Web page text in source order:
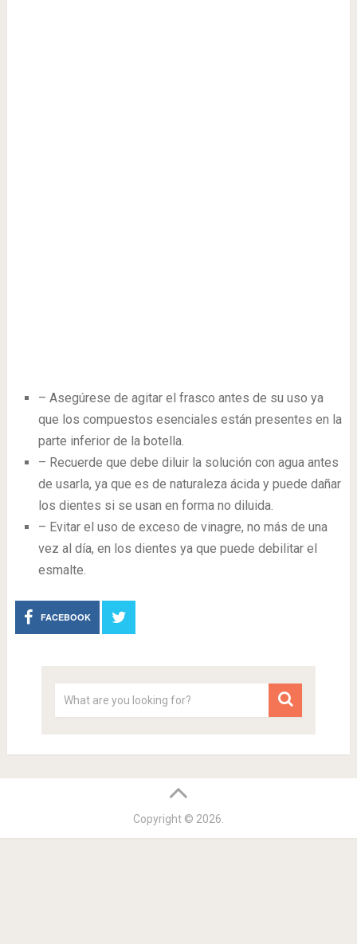
– Asegúrese de agitar el frasco antes de su uso ya
que los compuestos esenciales están presentes en la
parte inferior de la botella.
– Recuerde que debe diluir la solución con agua antes
de usarla, ya que es de naturaleza ácida y puede dañar
los dientes si se usan en forma no diluida.
– Evitar el uso de exceso de vinagre, no más de una
vez al día, en los dientes ya que puede debilitar el
esmalte.
FACEBOOK
Copyright © 2026.